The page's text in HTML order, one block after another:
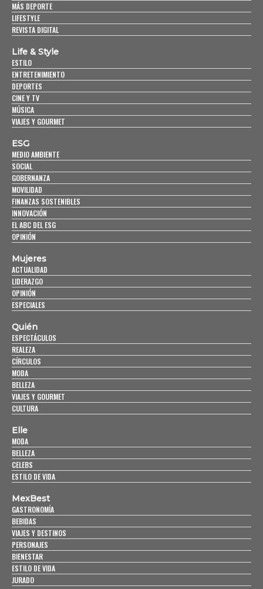
MÁS DEPORTE
LIFESTYLE
REVISTA DIGITAL
Life & Style
ESTILO
ENTRETENIMIENTO
DEPORTES
CINE Y TV
MÚSICA
VIAJES Y GOURMET
ESG
MEDIO AMBIENTE
SOCIAL
GOBERNANZA
MOVILIDAD
FINANZAS SOSTENIBLES
INNOVACIÓN
EL ABC DEL ESG
OPINIÓN
Mujeres
ACTUALIDAD
LIDERAZGO
OPINIÓN
ESPECIALES
Quién
ESPECTÁCULOS
REALEZA
CÍRCULOS
MODA
BELLEZA
VIAJES Y GOURMET
CULTURA
Elle
MODA
BELLEZA
CELEBS
ESTILO DE VIDA
MexBest
GASTRONOMÍA
BEBIDAS
VIAJES Y DESTINOS
PERSONAJES
BIENESTAR
ESTILO DE VIDA
JURADO